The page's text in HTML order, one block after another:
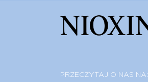
PRZECZYTAJ O NAS NA: